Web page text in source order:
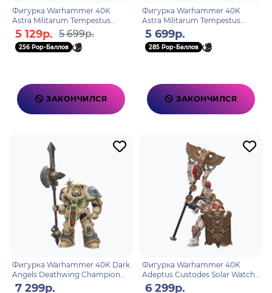
Фигурка Warhammer 40K
Astra Militarum Tempestus
Scions Command Squad 55th
Kappic Eagles Vox Operator
5 129р. 5 699р.
256 Pop-Баллов
ЗАКОНЧИЛСЯ
Фигурка Warhammer 40K
Astra Militarum Tempestus
Scions Command Squad 55th
Kappic Eagles Grenadier 1:
5 699р.
285 Pop-Баллов
ЗАКОНЧИЛСЯ
Фигурка Warhammer 40K Dark
Angels Deathwing Champion
1:18
7 299р.
Фигурка Warhammer 40K
Adeptus Custodes Solar Watch
Vexilus Praetor 1:18
6 299р.